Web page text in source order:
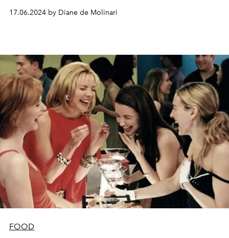
17.06.2024 by Diane de Molinari
FOOD